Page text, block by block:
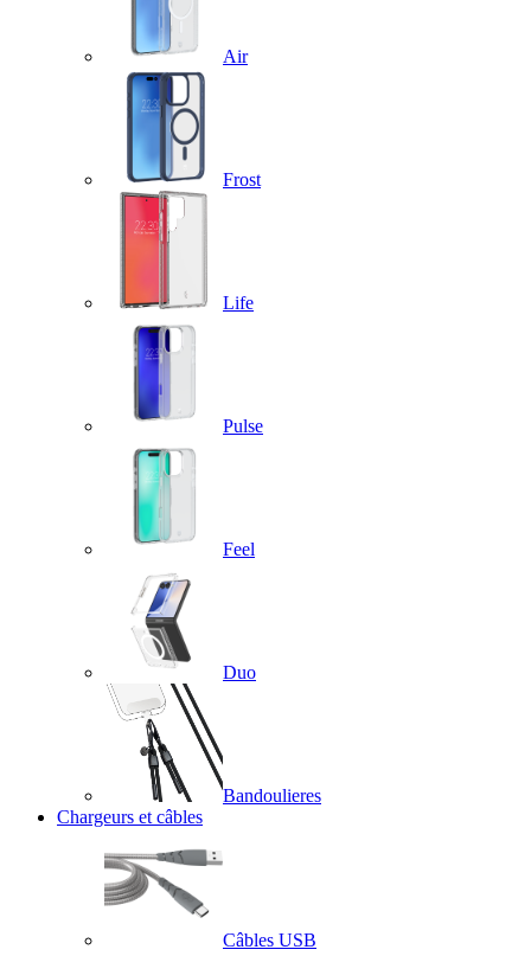
Air
Frost
Life
Pulse
Feel
Duo
Bandoulieres
Chargeurs et câbles
Câbles USB